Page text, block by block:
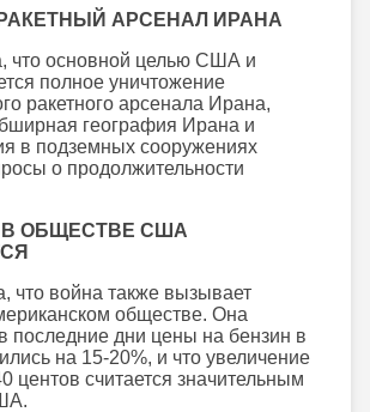
АРСЕНАЛ ИРАНА
что основной целью США и
полное уничтожение
ракетного арсенала Ирана,
география Ирана и
в подземных сооружениях
о продолжительности
В ОБЩЕСТВЕ США
что война также вызывает
обществе. Она
последние дни цены на бензин в
на 15-20%, и что увеличение
центов считается значительным